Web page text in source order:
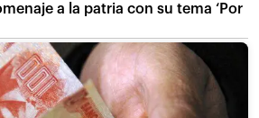
a la patria con su tema ‘Por